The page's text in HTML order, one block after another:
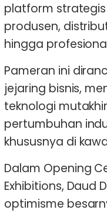
platform
produsen,
hingga
Pameran ini
jejaring bisnis,
teknologi
pertumbuhan
khususnya di
Dalam Opening
Exhibitions, Daud
optimisme